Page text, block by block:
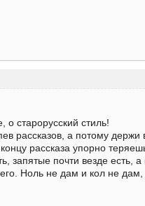
о старорусский стиль!
рассказов, а потому держи
рассказа упорно
запятые почти везде есть,
Ноль не дам и кол не